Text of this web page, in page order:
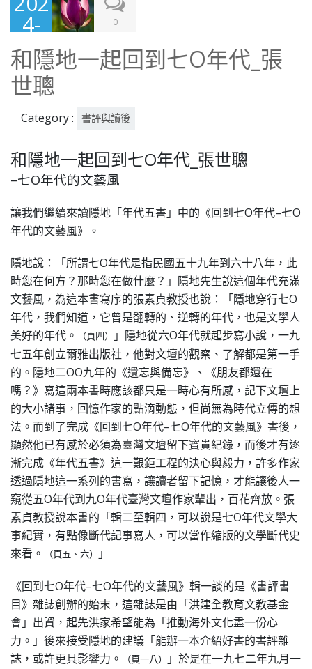
4-
07-
18
0
和隱地一起回到七O年代_張
世聰
Category : 書評與讀後
和隱地一起回到七O年代_張世聰
–七O年代的文藝風
讓我們繼續來讀隱地「年代五書」中的《回到七O年代–七O
年代的文藝風》。
隱地說：「所謂七O年代是指民國五十九年到六十八年，此
時您在何方？那時您在做什麼？」隱地先生說這個年代充滿
文藝風，為這本書寫序的張素貞教授也說：「隱地穿行七O
年代，我們知道，它曾是翻轉的、逆轉的年代，也是文學人
美好的年代。
（頁四） 」 隱地從六O年代就起步寫小說，一九
七五年創立爾雅出版社，他對文壇的觀察、了解都是第一手
的。隱地二OO九年的《遺忘與備忘》、《朋友都還在
嗎？》寫這兩本書時應該都只是一時心有所感，記下文壇上
的大小諸事，回憶作家的點滴動態，但尚無為時代立傳的想
法。而到了完成《回到七O年代–七O年代的文藝風》書後，
顯然他已有感於必須為臺灣文壇留下寶貴紀錄，而後才有逐
漸完成《年代五書》這一艱鉅工程的決心與毅力，許多作家
透過隱地這一系列的書寫，讓讀者留下記憶，才能讓後人一
窺從五O年代到九O年代臺灣文壇作家輩出，百花齊放。張
素貞教授說本書的「輯二至輯四，可以說是七O年代文學大
事紀實，有點像斷代記事寫人，可以當作縮版的文學斷代史
來看。
（頁五、六） 」
《回到七O年代–七O年代的文藝風》輯一談的是《書評書
目》雜誌創辦的始末，這雜誌是由「洪建全教育文教基金
會」出資，起先洪家希望能為「推動海外文化盡一份心
力。」後來接受隱地的建議「能辦一本介紹好書的書評雜
誌，或許更具影響力。
（頁一八）
」於是在一九七二年九月一